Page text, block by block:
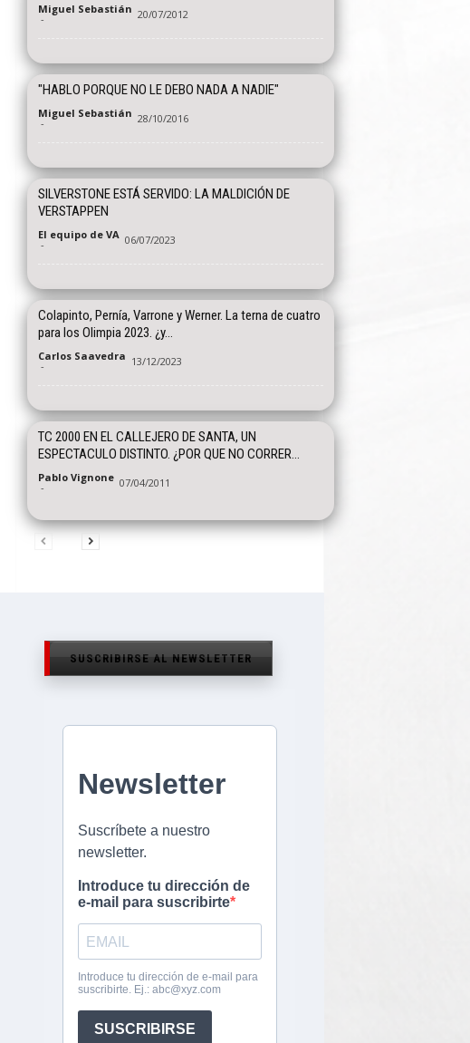
Miguel Sebastián
- 20/07/2012
"HABLO PORQUE NO LE DEBO NADA A NADIE"
Miguel Sebastián
- 28/10/2016
SILVERSTONE ESTÁ SERVIDO: LA MALDICIÓN DE
VERSTAPPEN
El equipo de VA
- 06/07/2023
Colapinto, Pernía, Varrone y Werner. La terna de cuatro
para los Olimpia 2023. ¿y...
Carlos Saavedra
- 13/12/2023
TC 2000 EN EL CALLEJERO DE SANTA, UN
ESPECTACULO DISTINTO. ¿POR QUE NO CORRER...
Pablo Vignone
- 07/04/2011
SUSCRIBIRSE AL NEWSLETTER